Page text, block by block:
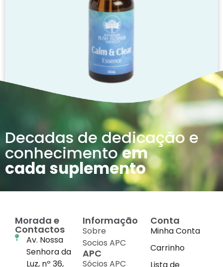
CALM & CLEAR ESSENCE
17.24 € Com IVA
Ler mais
Decadas de dedicação e
conhecimentoem
cada suplemento
Morada e
Contactos
Av. Nossa
Senhora da
Luz, nº 36,
Informação
Sobre
Socios APC
APC
Sócios APC
Conta
Minha Conta
Carrinho